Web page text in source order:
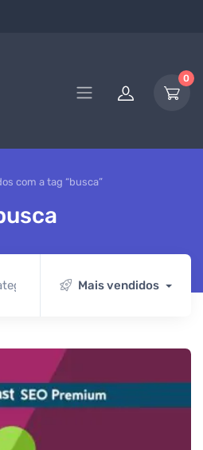
0
com a tag “busca”
Mais vendidos